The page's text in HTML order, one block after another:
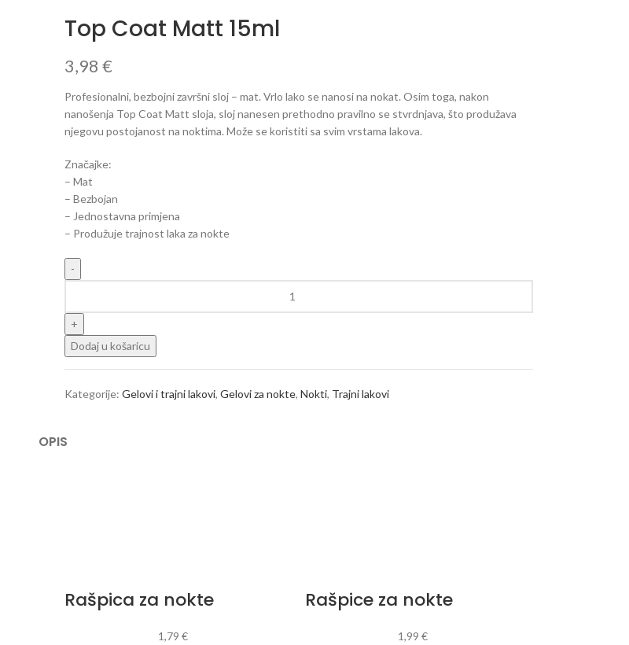
Top Coat Matt 15ml
3,98 €
Profesionalni, bezbojni završni sloj – mat. Vrlo lako se nanosi na nokat. Osim toga, nakon
nanošenja Top Coat Matt sloja, sloj nanesen prethodno pravilno se stvrdnjava, što produžava
njegovu postojanost na noktima. Može se koristiti sa svim vrstama lakova.
Značajke:
– Mat
– Bezbojan
– Jednostavna primjena
– Produžuje trajnost laka za nokte
Dodaj u košaricu
Kategorije: Gelovi i trajni lakovi, Gelovi za nokte, Nokti, Trajni lakovi
OPIS
Rašpica za nokte
1,79 €
Rašpice za nokte
1,99€